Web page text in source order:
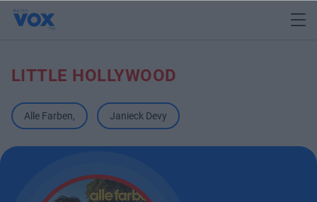
LITTLE HOLLYWOOD
Alle Farben, Janieck Devy